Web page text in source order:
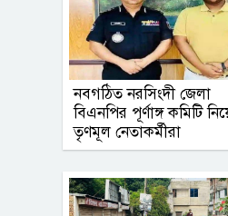
নবগঠিত নরসিংদী জেলা
বিএনপির পূর্ণাঙ্গ কমিটি
তৃণমূল নেতাকর্মীরা